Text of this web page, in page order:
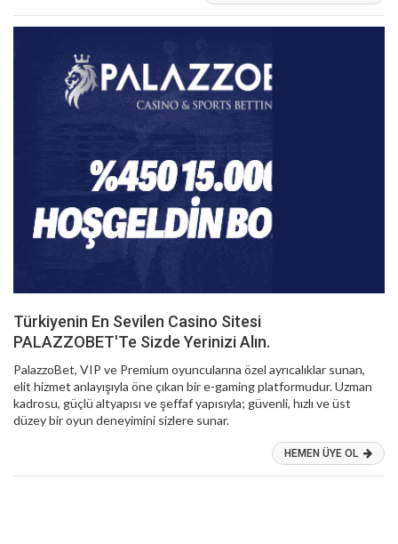
Türkiyenin En Sevilen Casino Sitesi
PALAZZOBET'Te Sizde Yerinizi Alın.
PalazzoBet, VIP ve Premium oyuncularına özel ayrıcalıklar sunan,
elit hizmet anlayışıyla öne çıkan bir e-gaming platformudur. Uzman
kadrosu, güçlü altyapısı ve şeffaf yapısıyla; güvenli, hızlı ve üst
düzey bir oyun deneyimini sizlere sunar.
HEMEN ÜYE OL